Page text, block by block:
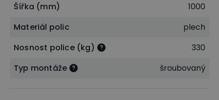
Šířka (mm)
1000
Materiál polic
plech
Nosnost police (kg)
330
Typ montáže
šroubovaný